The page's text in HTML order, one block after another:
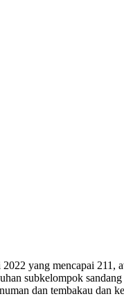
yang mencapai 211,
subkelompok
dan tembakau dan